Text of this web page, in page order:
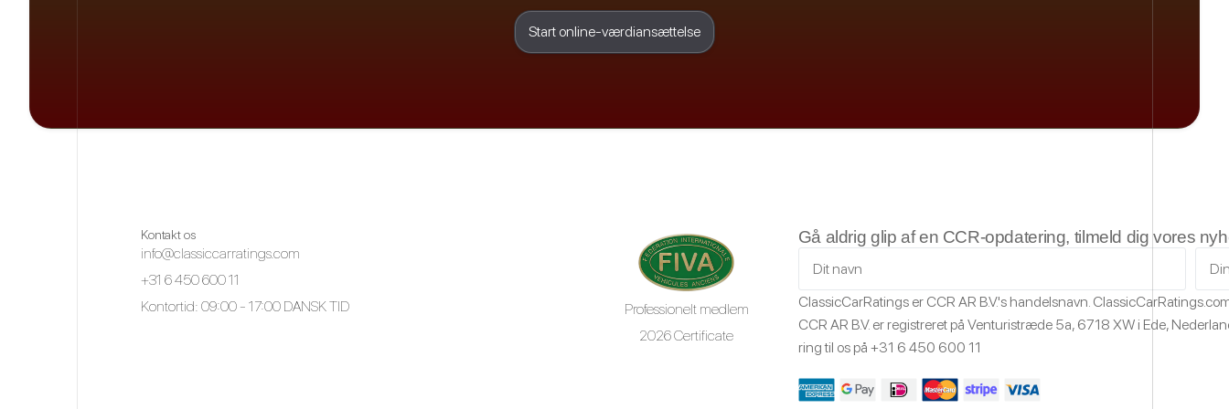
Start online-værdiansættelse
Kontakt os
info@classiccarratings.com
+31 6 450 600 11
Kontortid: 09:00 - 17:00 DANSK TID
Professionelt medlem
2026 Certificate
Gå aldrig glip af en CCR-opdatering, tilmeld dig vores
ClassicCarRatings er CCR AR B.V.'s handelsnavn.
CCR AR B.V. er registreret på Venturistræde 5a, 6718 XWi Ede,
ring til os på +31 6 450 600 11